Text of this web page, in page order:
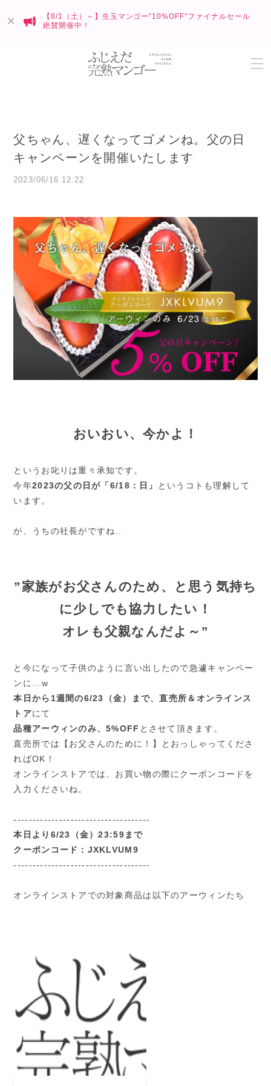
【8/1（土）～】生玉マンゴー”10%OFF”ファイナルセール
絶賛開催中！
父ちゃん、遅くなってゴメンね。父の日
キャンペーンを開催いたします
2023/06/16 12:22
おいおい、今かよ！
というお叱りは重々承知です。
今年2023の父の日が「6/18：日」
というコトも理解して
います。
が、うちの社長がですね..
”家族がお父さんのため、と思う気持ち
に少しでも協力したい！
オレも父親なんだよ～”
と今になって子供のように言い出したので急遽キャンペー
ンに...w
本日から1週間の6/23（金）まで、直売所＆オンラインス
トアにて
品種アーウィンのみ、5%OFF とさせて頂きます。
直売所では【お父さんのために！】とおっしゃってくださ
ればOK！
オンラインストアでは、お買い物の際にクーポンコードを
入力くださいね。
------------------------------------
本日より6/23（金）23:59まで
クーポンコード：JXKLVUM9
------------------------------------
オンラインストアでの対象商品は以下のアーウィンたち